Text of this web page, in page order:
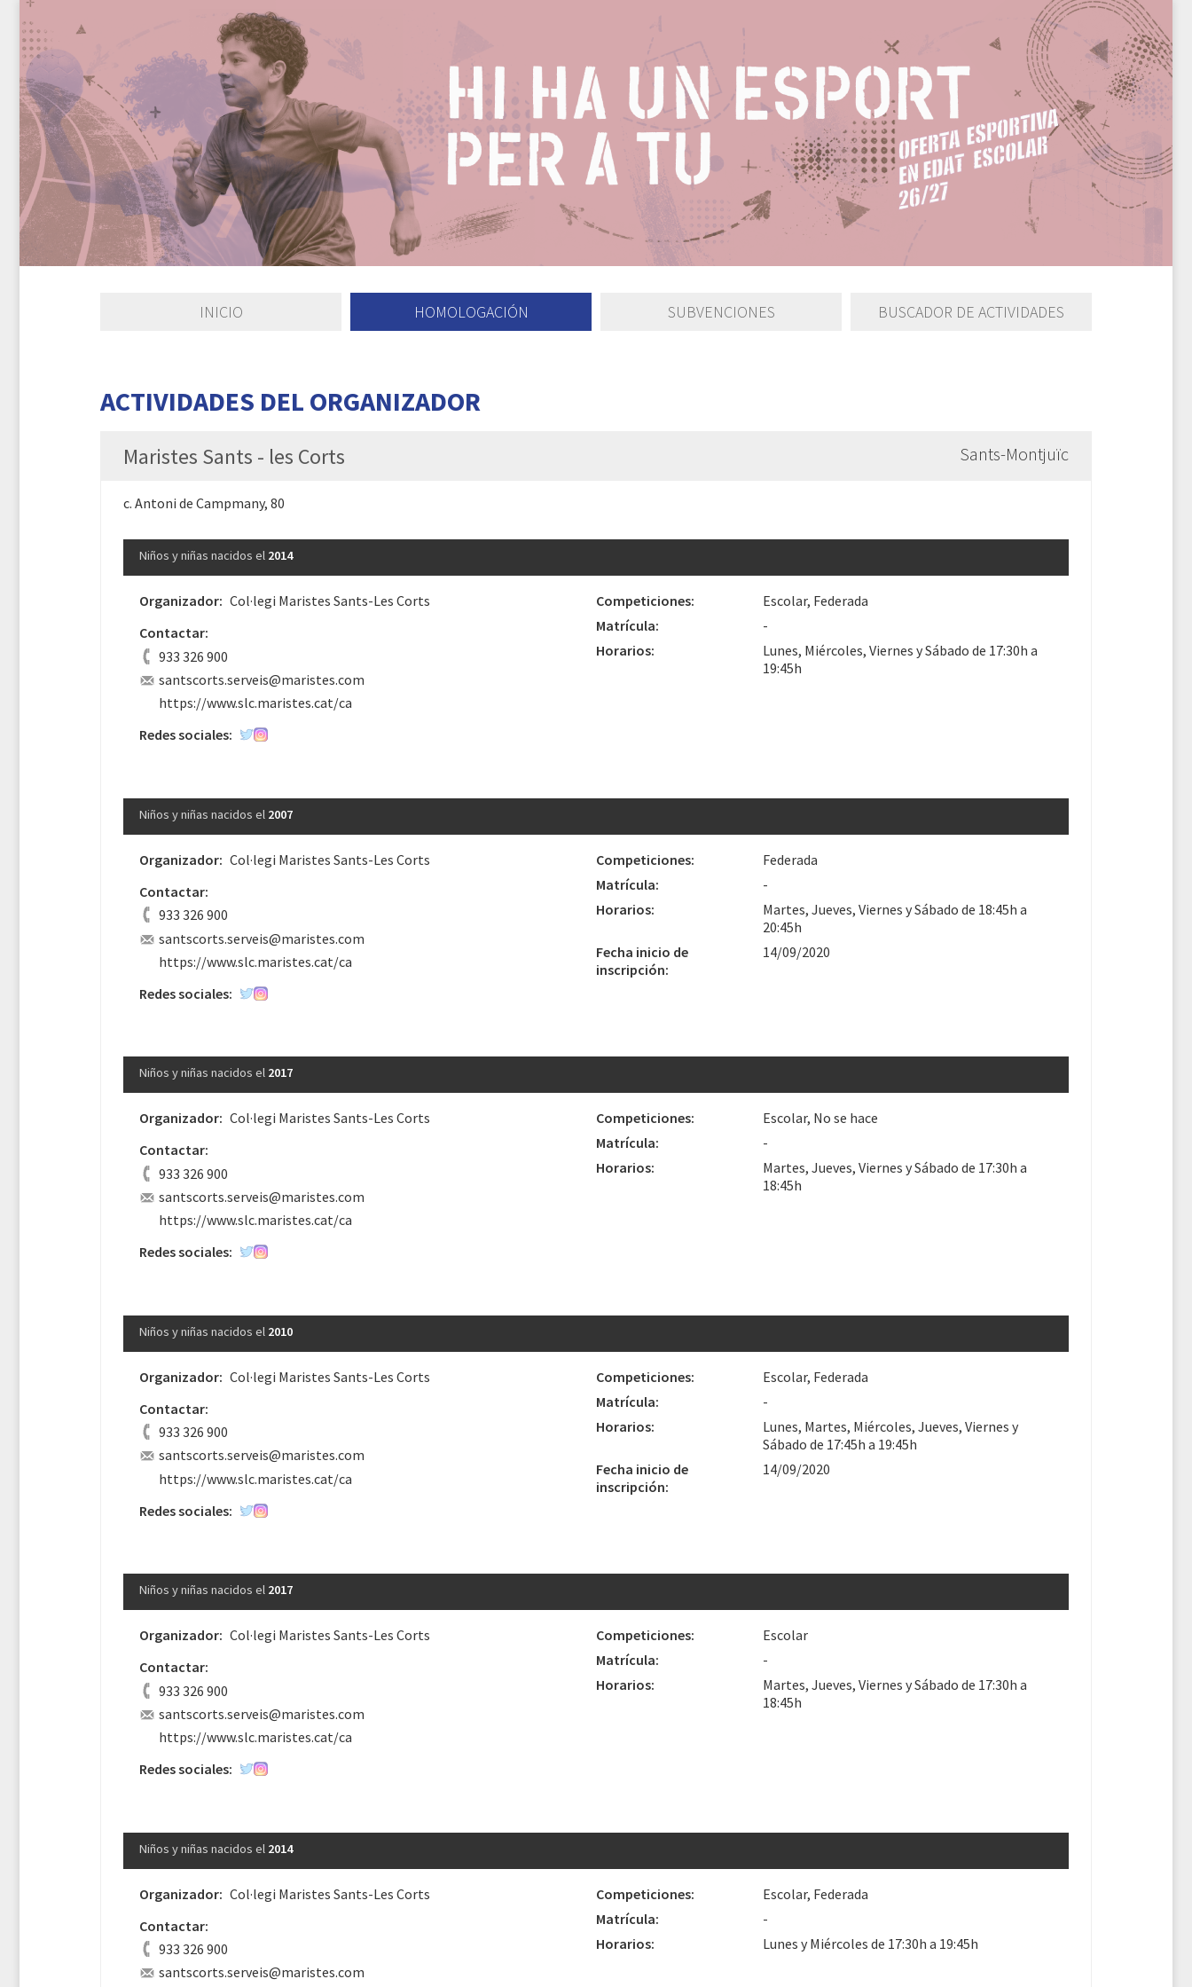
INICIO HOMOLOGACIÓN SUBVENCIONES BUSCADOR DE ACTIVIDADES
ACTIVIDADES DEL ORGANIZADOR
Maristes Sants - les Corts Sants-Montjuïc
c. Antoni de Campmany, 80
Niños y niñas nacidos el 2014
Organizador: Col·legi Maristes Sants-Les Corts
Contactar:
933 326 900
santscorts.serveis@maristes.com
https://www.slc.maristes.cat/ca
Redes sociales:
Competiciones:
Escolar, Federada
Matrícula:
-
Horarios:
Lunes, Miércoles, Viernes y Sábado de 17:30h a
19:45h
Niños y niñas nacidos el 2007
Organizador: Col·legi Maristes Sants-Les Corts
Contactar:
933 326 900
santscorts.serveis@maristes.com
https://www.slc.maristes.cat/ca
Redes sociales:
Competiciones:
Federada
Matrícula:
-
Horarios:
Martes, Jueves, Viernes y Sábado de 18:45h a
20:45h
Fecha inicio de
inscripción:
14/09/2020
Niños y niñas nacidos el 2017
Organizador: Col·legi Maristes Sants-Les Corts
Contactar:
933 326 900
santscorts.serveis@maristes.com
https://www.slc.maristes.cat/ca
Redes sociales:
Competiciones:
Escolar, No se hace
Matrícula:
-
Horarios:
Martes, Jueves, Viernes y Sábado de 17:30h a
18:45h
Niños y niñas nacidos el 2010
Organizador: Col·legi Maristes Sants-Les Corts
Contactar:
933 326 900
santscorts.serveis@maristes.com
https://www.slc.maristes.cat/ca
Redes sociales:
Competiciones:
Escolar, Federada
Matrícula:
-
Horarios:
Lunes, Martes, Miércoles, Jueves, Viernes y
Sábado de 17:45h a 19:45h
Fecha inicio de
inscripción:
14/09/2020
Niños y niñas nacidos el 2017
Organizador: Col·legi Maristes Sants-Les Corts
Contactar:
933 326 900
santscorts.serveis@maristes.com
https://www.slc.maristes.cat/ca
Redes sociales:
Competiciones:
Escolar
Matrícula:
-
Horarios:
Martes, Jueves, Viernes y Sábado de 17:30h a
18:45h
Niños y niñas nacidos el 2014
Organizador: Col·legi Maristes Sants-Les Corts
Contactar:
933 326 900
santscorts.serveis@maristes.com
Competiciones:
Escolar, Federada
Matrícula:
-
Horarios:
Lunes y Miércoles de 17:30h a 19:45h